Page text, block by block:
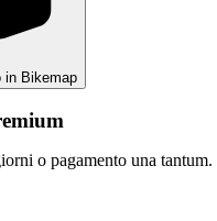
in Bikemap
o pagamento una tantum.